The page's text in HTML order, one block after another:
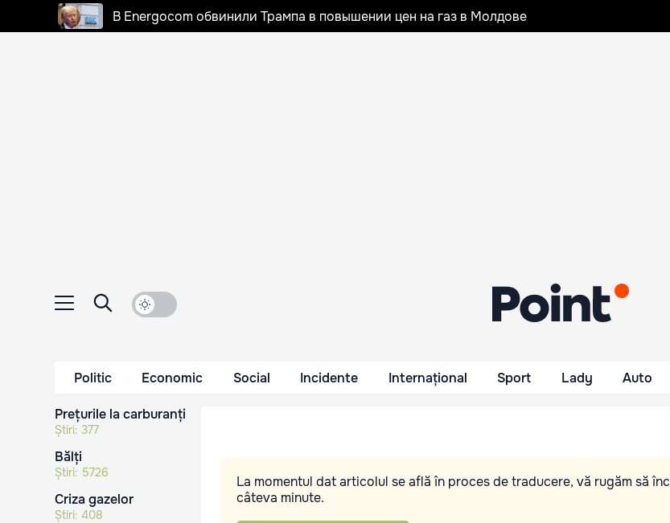
В Energocom обвинили Трампа в повышении цен на газ в Молдове
Politic Economic Social Incidente Internațional Sport Lady Auto
Prețurile la carburanți
Știri: 377
Bălți
Știri: 5726
Criza gazelor
Știri: 408
La momentul dat articolul se află în proces de traducere, vă rugăm să
câteva minute.